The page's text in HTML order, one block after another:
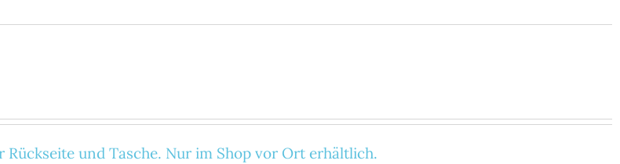
Rückseite und Tasche. Nur im Shop vor Ort erhältlich.